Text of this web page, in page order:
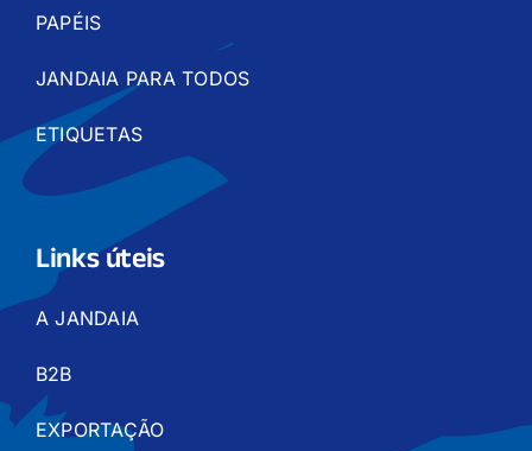
PAPÉIS
JANDAIA PARA TODOS
ETIQUETAS
Links úteis
A JANDAIA
B2B
EXPORTAÇÃO